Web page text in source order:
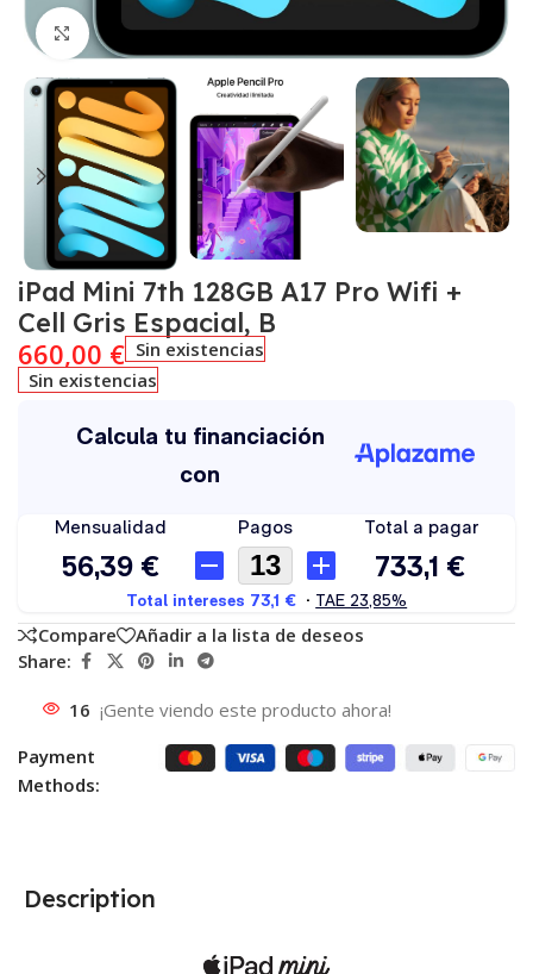
Click to enlarge
iPad Mini 7th 128GB A17 Pro Wifi +
Cell Gris Espacial, B
660,00 € Sin existencias
Sin existencias
Compare
Añadir a la lista de deseos
Share:
16 ¡Gente viendo este producto ahora!
Payment
Methods:
Description